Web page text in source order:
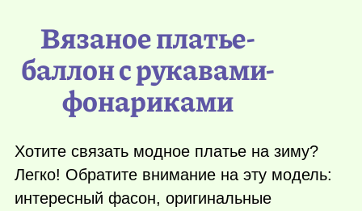
Вязаное платье-
баллон с рукавами-
фонариками
Хотите связать модное платье на зиму?
Легко! Обратите внимание на эту модель:
интересный фасон, оригинальные